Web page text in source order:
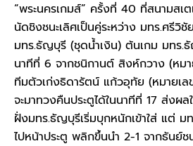
“พระนครเกมส์” ครั้งที่ 40 ที่สนามสเ
นัดชิงชนะเลิศเป็นคู่ระหว่าง มทร.ศรีวิ
มทร.ธัญบุรี (ชุดน้ำเงิน) ต้นเกม มทร.
นาทีที่ 6 จากชนิกานต์ สิงห์กวาง (หม
ทีมตัวเก่งธิดารัตน์ แก้วอุทัย (หมายเล
จะมาทวงคืนประตูได้ในนาทีที่ 17 ส่งผล
ฝั่งมทร.ธัญบุรีเริ่มบุกหนักเข้าใส่ แต่ ม
ไปหน้าประตู พลิกขึ้นนำ 2-1 จากธัน